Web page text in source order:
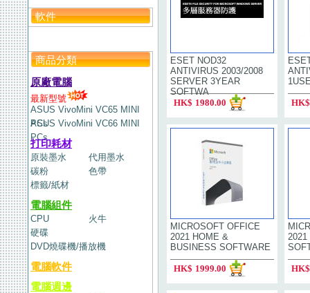
軟件
商品分類
原廠電腦
最新型號
ASUS VivoMini VC65 MINI
PCs
ASUS VivoMini VC66 MINI
PCs
打印耗材
原裝墨水
代用墨水
碳粉
色帶
標籤/紙材
電腦組件
CPU
火牛
硬碟
DVD燒碟機/播放機
電腦軟件
電腦週邊
ESET NOD32
ANTIVIRUS 2003/2008
SERVER 3YEAR
SOFTWA
HK$ 1980.00 HK$
MICROSOFT OFFICE
2021 HOME &
BUSINESS SOFTWARE
HK$ 1999.00
2021
HK$